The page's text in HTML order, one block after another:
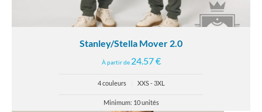
Stanley/Stella Mover 2.0
À partir de 24.57 €
4 couleurs XXS - 3XL
Minimum: 10 unités